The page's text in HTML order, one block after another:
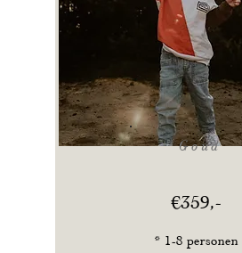
Goud
€359,-
* 1-8 personen